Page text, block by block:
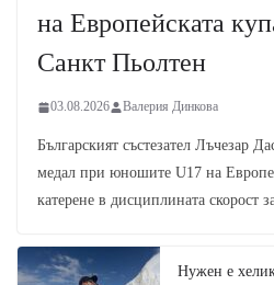
на Европейската
Санкт Пьолтен
03.08.2026 Валерия Динкова
Българският състезател Лъчезар
медал при юношите U17 на
катерене в дисциплината скорост
Нужен е